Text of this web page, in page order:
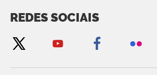
REDES SOCIAIS